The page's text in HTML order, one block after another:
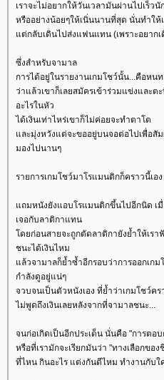
เราจะไม่อยากให้วันเวลามันผ่านไปเร็ว
หรืออย่างน้อยๆให้เนิ่นนานที่สุด นั่นทำใ
ต่กลับเดินไปส่งแฟนแทน (เพราะอยาก
ซึ่งสำหรับจามาล
การได้อยู่ในรายงานเกมโชว์นั้น...คือหน
ว่าแล้วเขาก็เลยสมัครเข้าร่วมแข่งและ
อะไรในหัว
ได้เงินเท่าไหร่เขาก็ไม่ค่อยจะทำตาโต
ละมุ่งหวังแต่จะขออยู่บนจอต่อไปเพื่อสั
มองไปนานๆ
รายการเกมโชว์มาโรแมนติกก็คราวนี้เอง
ถมหนังยังแอบโรแมนติกขึ้นไปอีกนิด เ
เจอกับลาติกาแทน
ดยก่อนสายจะถูกตัดลาติกายังย้ำให้เรา
ชนะได้เงินไหม
ล้วจามาลก็ย้ำซ้ำอีกรอบว่าการออกเกม
กำลังดูอยู่แน่ๆ
จวบจนเป็นตัวหนังเอง ที่ย้ำว่าเกมโชว์ค
ไม่พูดถึงเงินเลยหลังจากที่จามาลชนะ...
จนก่อเกิดเป็นอีกประเด็น นั่นคือ "การตอ
หรือที่เรามักจะเรียกมันว่า "ทางเลือกขอ
ที่ไหน กินอะไร แต่งกันดีไหม ทำงานกับใ